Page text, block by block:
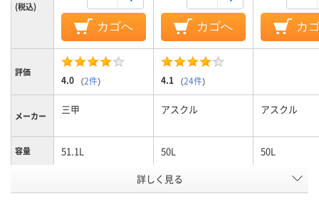
(税込)
カゴへ カゴへ カ
評価
4.0 （2件） 4.1 （24件）
メーカー 三甲 アスクル アスクル
容量 51.1L 50L 50L
ループ
ブルー系 ブルー系
詳しく見る